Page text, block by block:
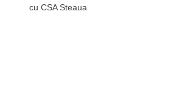
cu CSA Steaua